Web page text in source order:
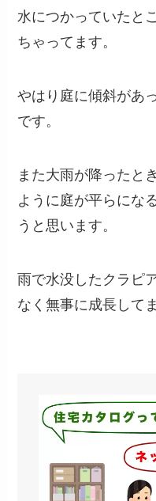
水につかっていたと
ちゃってます。
やはり庭に傾斜があ
です。
また大雨が降ったと
ように庭が平らにな
うと思います。
雨で水没したクラピ
なく無事に成長して